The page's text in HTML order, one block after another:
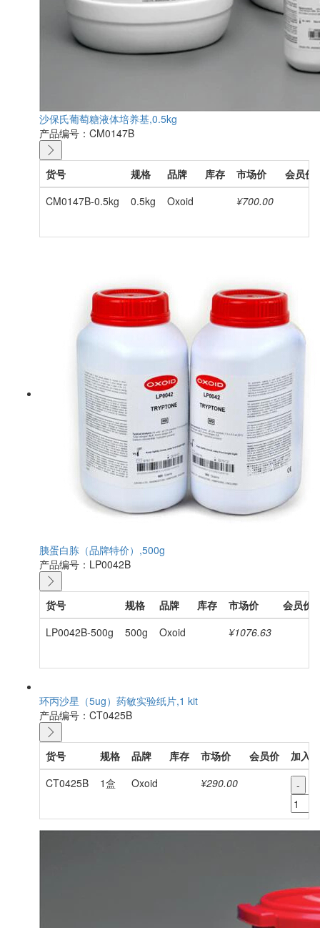
沙保氏葡萄糖液体培养基,0.5kg
产品编号：CM0147B
货号 规格 品牌 库存 市场价
会员价
CM0147B-0.5kg
0.5kg Oxoid ¥700.00
胰蛋白胨（品牌特价）,500g
产品编号：LP0042B
货号 规格 品牌 库存 市场价
会员价
LP0042B-500g
500g Oxoid ¥1076.63
环丙沙星（5ug）药敏实验纸片,1 kit
产品编号：CT0425B
货号 规格 品牌 库存 市场价 会员价
加入
CT0425B
1盒 Oxoid ¥290.00 -